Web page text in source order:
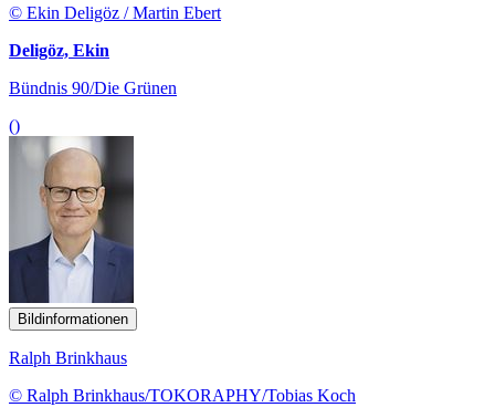
© Ekin Deligöz / Martin Ebert
Deligöz, Ekin
Bündnis 90/Die Grünen
()
Bildinformationen
Ralph Brinkhaus
© Ralph Brinkhaus/TOKORAPHY/Tobias Koch